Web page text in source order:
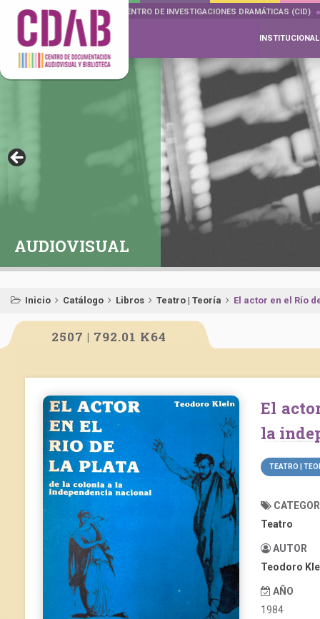
DOCUMENTA DRAMÁTICAS CENTRO DE INVESTIGACIONES DRAMÁTICAS (CID)
INSTITUCIONAL
AUDIOVISUAL
Inicio Catálogo Libros Teatro | Teoría El actor en el Río
2507 | 792.01 K64
El actor en el Río de La Plata. De la colonia a
la
TEATRO |
Teatro
AUTOR
Teodoro
AÑO
1984